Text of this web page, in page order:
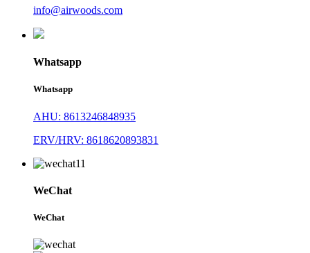
info@airwoods.com
Whatsapp
Whatsapp
AHU: 8613246848935
ERV/HRV: 8618620893831
WeChat
WeChat